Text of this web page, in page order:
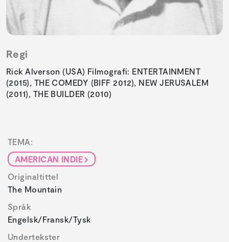
Regi
Rick Alverson (USA) Filmografi: ENTERTAINMENT
(2015), THE COMEDY (BIFF 2012), NEW JERUSALEM
(2011), THE BUILDER (2010)
TEMA:
AMERICAN INDIE
Originaltittel
The Mountain
Språk
Engelsk/fransk/tysk
Undertekster